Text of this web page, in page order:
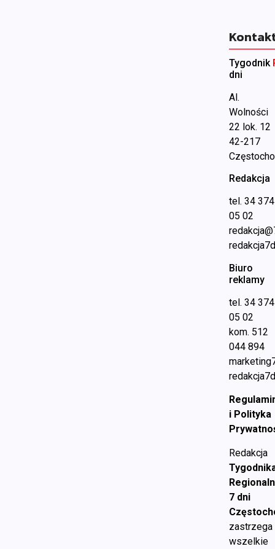
Tygodnik
dni
Al.
Wolności
22 lok. 12
42-217
Redakcja
tel. 34 374
05 02
Biuro
reklamy
tel. 34 374
05 02
kom. 512
044 894
i Polityka
Redakcja
7 dni
zastrzega
wszelkie